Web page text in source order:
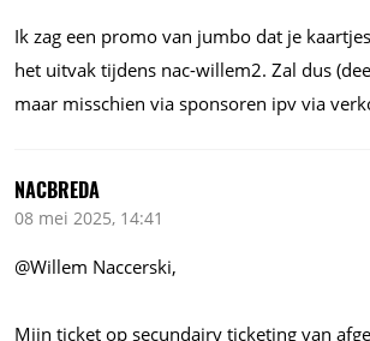
Ik zag een promo van jumbo dat je
het uitvak tijdens nac-willem2. Zal dus
maar misschien via sponsoren ipv via
NACBREDA
08 mei 2025, 14:41
@Willem Naccerski,
Mijn ticket op secundairy ticketing van